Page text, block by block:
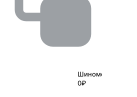
Шиномонтаж
0₽